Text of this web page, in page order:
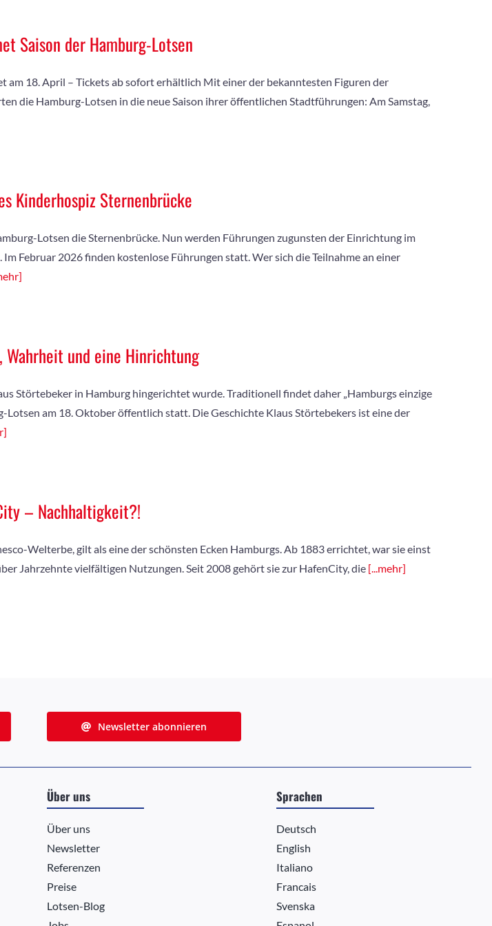
Saison der Hamburg-Lotsen
18. April – Tickets ab sofort erhältlich Mit einer der bekanntesten Figuren der
die Hamburg-Lotsen in die neue Saison ihrer öffentlichen Stadtführungen: Am Samstag,
Kinderhospiz Sternenbrücke
Lotsen die Sternenbrücke. Nun werden Führungen zugunsten der Einrichtung im
Februar 2026 finden kostenlose Führungen statt. Wer sich die Teilnahme an einer
und eine Hinrichtung
Störtebeker in Hamburg hingerichtet wurde. Traditionell findet daher „Hamburgs einzige
Lotsen am 18. Oktober öffentlich statt. Die Geschichte Klaus Störtebekers ist eine der
– Nachhaltigkeit?!
Welterbe, gilt als eine der schönsten Ecken Hamburgs. Ab 1883 errichtet, war sie einst
Jahrzehnte vielfältigen Nutzungen. Seit 2008 gehört sie zur HafenCity, die [...mehr]
Newsletter abonnieren
Über uns
Über uns
Newsletter
Referenzen
Preise
Lotsen-Blog
Sprachen
Deutsch
English
Italiano
Francais
Svenska